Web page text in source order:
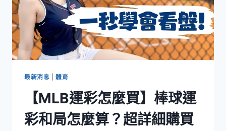
最新消息 |體育
【MLB運彩怎麼買】棒球運
彩和局怎麼算？超詳細購買